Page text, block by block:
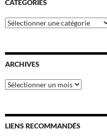
CATÉGORIES
Catégories
ARCHIVES
Archives
LIENS RECOMMANDÉS